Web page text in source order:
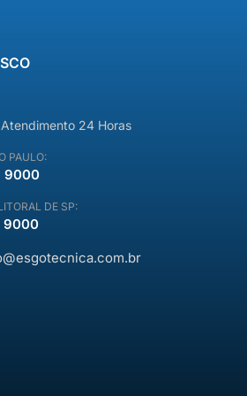
24 Horas
PAULO:
9000
DE SP:
9000